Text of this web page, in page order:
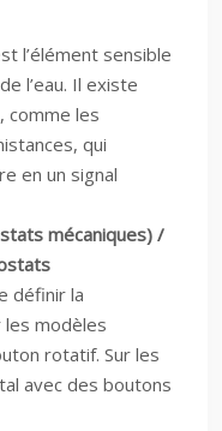
l’élément sensible
l’eau. Il existe
comme les
qui
en un signal
mécaniques) /
définir la
modèles
rotatif. Sur les
avec des boutons